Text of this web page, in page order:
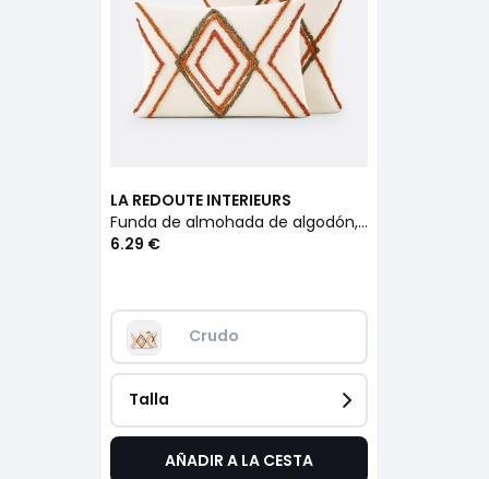
LA REDOUTE INTERIEURS
Funda de almohada de algodón, Cotama Havane
6.29 €
Crudo
Talla
AÑADIR A LA CESTA